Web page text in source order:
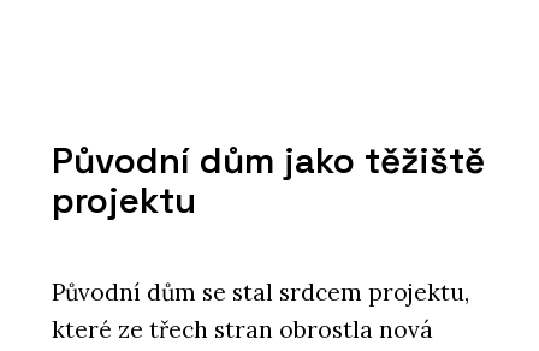
Původní dům jako těžiště
projektu
Původní dům se stal srdcem projektu,
které ze třech stran obrostla nová